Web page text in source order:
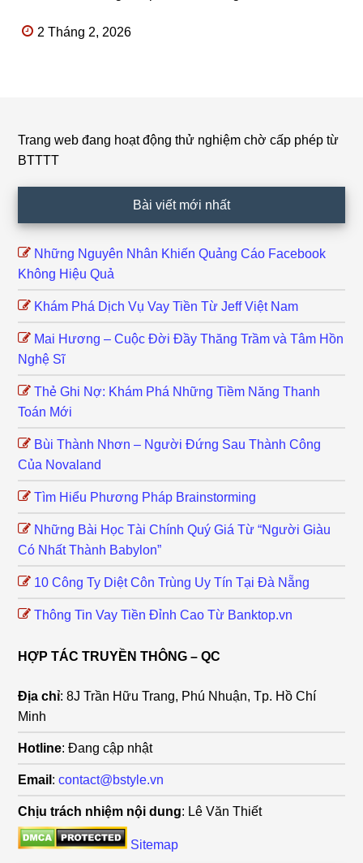
2 Tháng 2, 2026
Footer
Trang web đang hoạt động thử nghiệm chờ cấp phép từ
BTTTT
Bài viết mới nhất
Những Nguyên Nhân Khiến Quảng Cáo Facebook
Không Hiệu Quả
Khám Phá Dịch Vụ Vay Tiền Từ Jeff Việt Nam
Mai Hương – Cuộc Đời Đầy Thăng Trầm và Tâm Hồn
Nghệ Sĩ
Thẻ Ghi Nợ: Khám Phá Những Tiềm Năng Thanh
Toán Mới
Bùi Thành Nhơn – Người Đứng Sau Thành Công
Của Novaland
Tìm Hiểu Phương Pháp Brainstorming
Những Bài Học Tài Chính Quý Giá Từ “Người Giàu
Có Nhất Thành Babylon”
10 Công Ty Diệt Côn Trùng Uy Tín Tại Đà Nẵng
Thông Tin Vay Tiền Đỉnh Cao Từ Banktop.vn
HỢP TÁC TRUYỀN THÔNG – QC
Địa chỉ: 8J Trần Hữu Trang, Phú Nhuận, Tp. Hồ Chí
Minh
Hotline: Đang cập nhật
Email :contact@bstyle.vn
Chịu trách nhiệm nội dung: Lê Văn Thiết
Sitemap